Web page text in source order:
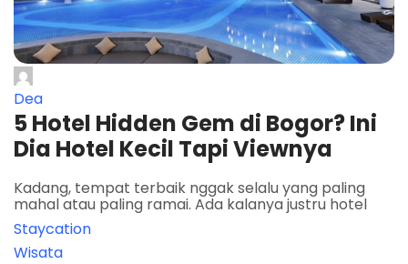
Dea
5 Hotel Hidden Gem di Bogor? Ini
Dia Hotel Kecil Tapi Viewnya
Kadang, tempat terbaik nggak selalu yang paling
mahal atau paling ramai. Ada kalanya justru hotel
Staycation
Wisata